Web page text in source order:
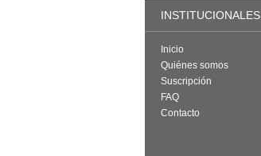
INSTITUCIONALES
Inicio
Quiénes somos
Suscripción
FAQ
Contacto